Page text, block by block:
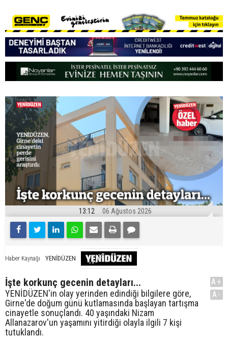
13:12 06 Ağustos 2026
Haber Kaynağı YENİDÜZEN
İşte korkunç gecenin detayları...
YENİDÜZEN'in olay yerinden edindiği bilgilere göre,
Girne'de doğum günü kutlamasında başlayan tartışma
cinayetle sonuçlandı. 40 yaşındaki Nizam
Allanazarov'un yaşamını yitirdiği olayla ilgili 7 kişi
tutuklandı.
A+
A-